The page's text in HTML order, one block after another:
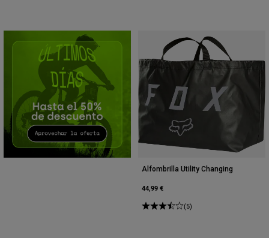
Bolsas y Mochilas
Gorras y Gorros
Ver todo
Alfombrilla Utility Changing
44,99 €
(5)